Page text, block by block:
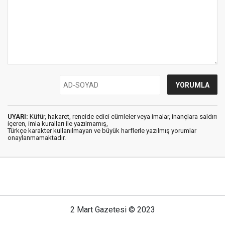
UYARI: Küfür, hakaret, rencide edici cümleler veya imalar, inançlara saldırı
içeren, imla kuralları ile yazılmamış,
Türkçe karakter kullanılmayan ve büyük harflerle yazılmış yorumlar
onaylanmamaktadır.
2 Mart Gazetesi © 2023